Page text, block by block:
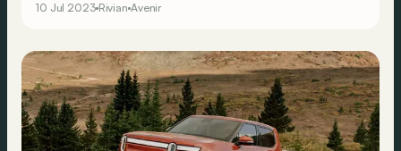
10 Jul 2023 Rivian Avenir